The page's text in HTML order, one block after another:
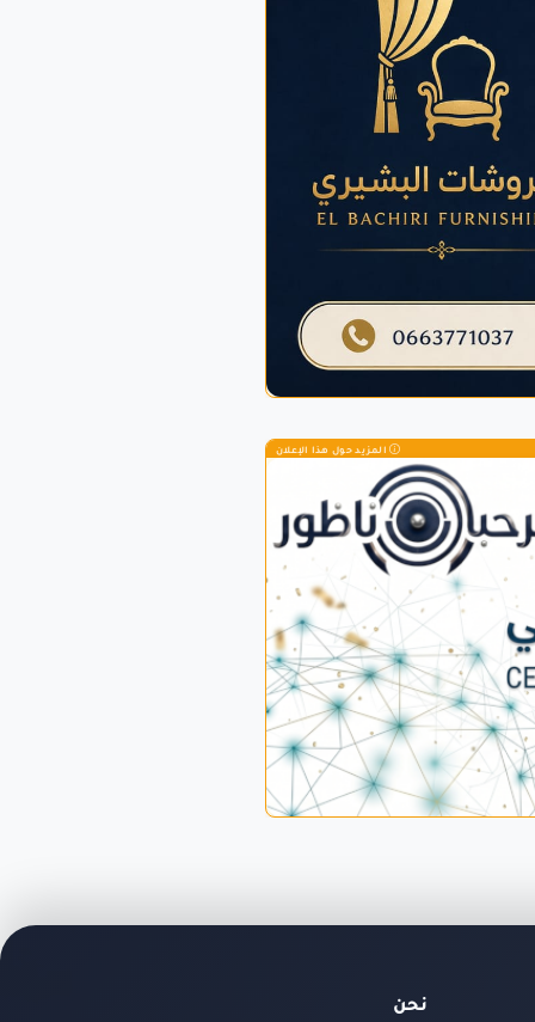
المزيد حول هذا الإعلان
نحن